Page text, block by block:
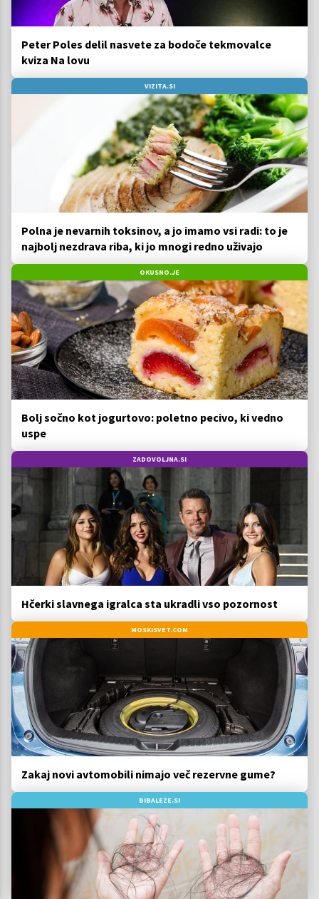
Peter Poles delil nasvete za bodoče tekmovalce
kviza Na lovu
VIZITA.SI
Polna je nevarnih toksinov, a jo imamo vsi radi: to je
najbolj nezdrava riba, ki jo mnogi redno uživajo
OKUSNO.JE
Bolj sočno kot jogurtovo: poletno pecivo, ki vedno
uspe
ZADOVOLJNA.SI
Hčerki slavnega igralca sta ukradli vso pozornost
MOSKISVET.COM
Zakaj novi avtomobili nimajo več rezervne gume?
BIBALEZE.SI